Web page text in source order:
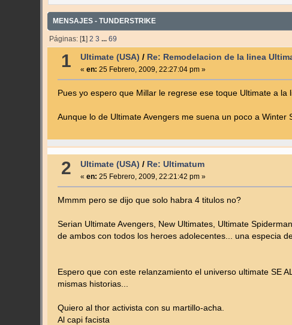
MENSAJES - TUNDERSTRIKE
Páginas: [1] 2 3 ... 69
1 Ultimate (USA) / Re: Remodelacion de la linea
« en: 25 Febrero, 2009, 22:27:04 pm »
Pues yo espero que Millar le regrese ese toque Ultimate a
Aunque lo de Ultimate Avengers me suena un poco a Winter
2 Ultimate (USA) / Re: Ultimatum
« en: 25 Febrero, 2009, 22:21:42 pm »
Mmmm pero se dijo que solo habra 4 titulos no?
Serian Ultimate Avengers, New Ultimates, Ultimate
de ambos con todos los heroes adolecentes... una especia de
Espero que con este relanzamiento el universo ultimate SE
mismas historias...
Quiero al thor activista con su martillo-acha.
Al capi facista